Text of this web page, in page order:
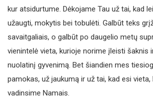
kur atsidurtume. Dėkojame Tau už tai, kad
užaugti, mokytis bei tobulėti. Galbūt teks
savaitgaliais, o galbūt po daugelio metų
vienintelė vieta, kurioje norime įleisti šaknis
nuolatinį gyvenimą. Bet šiandien mes
pamokas, už jaukumą ir už tai, kad esi vieta,
vadinsime Namais.